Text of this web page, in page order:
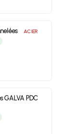
ACIER
GALVA PDC